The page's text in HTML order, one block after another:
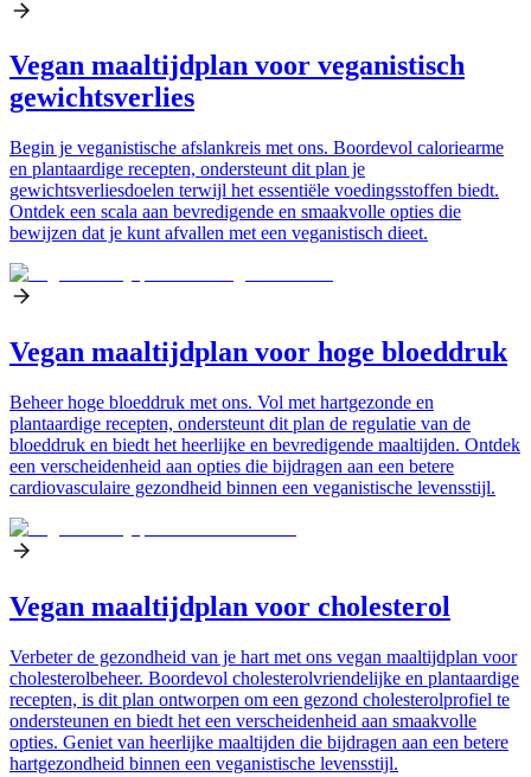
Vegan maaltijdplan voor veganistisch
gewichtsverlies
Begin je veganistische afslankreis met ons. Boordevol caloriearme
en plantaardige recepten, ondersteunt dit plan je
gewichtsverliesdoelen terwijl het essentiële voedingsstoffen biedt.
Ontdek een scala aan bevredigende en smaakvolle opties die
bewijzen dat je kunt afvallen met een veganistisch dieet.
Vegan maaltijdplan voor hoge bloeddruk
Beheer hoge bloeddruk met ons. Vol met hartgezonde en
plantaardige recepten, ondersteunt dit plan de regulatie van de
bloeddruk en biedt het heerlijke en bevredigende maaltijden. Ontdek
een verscheidenheid aan opties die bijdragen aan een betere
cardiovasculaire gezondheid binnen een veganistische levensstijl.
Vegan maaltijdplan voor cholesterol
Verbeter de gezondheid van je hart met ons vegan maaltijdplan voor
cholesterolbeheer. Boordevol cholesterolvriendelijke en plantaardige
recepten, is dit plan ontworpen om een gezond cholesterolprofiel te
ondersteunen en biedt het een verscheidenheid aan smaakvolle
opties. Geniet van heerlijke maaltijden die bijdragen aan een betere
hartgezondheid binnen een veganistische levensstijl.